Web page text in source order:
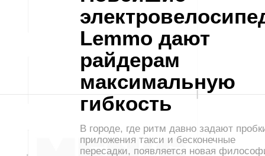
Lemmo дают
райдерам
максимальную
гибкость
В городе, где ритм давно задают
приложения такси и бесконечные
пересадки, появляется новая